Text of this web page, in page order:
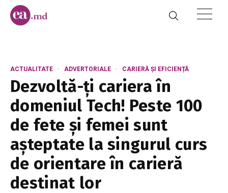
ACTUALITATE ADVERTORIALE CARIERĂ ȘI EFICIENȚĂ
Dezvoltă-ți cariera în
domeniul Tech! Peste 100
de fete și femei sunt
așteptate la singurul curs
de orientare în carieră
destinat lor